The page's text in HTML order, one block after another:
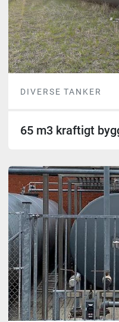
DIVERSE TANKER
65 m3 kraftigt